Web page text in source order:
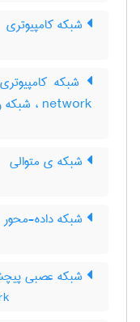
شبکه کامپیوتری
network ، شبکه رایانه
شبکه ی متوالی
شبکه داده-محور
شبکه عصبی